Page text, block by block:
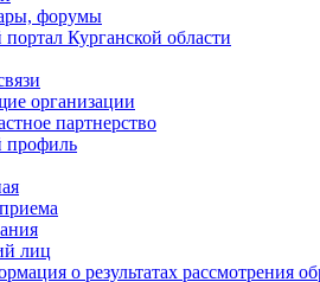
форумы
Курганской области
организации
партнерство
профиль
лиц
о результатах рассмотрения